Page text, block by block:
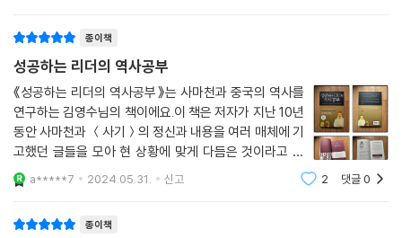
보여준다. 성평등 문제, 성적 소수자의 인권 등을 포함하여 사회적으로 민
감한 사항을 대하는 우리 사회 지도층, 특히 수구 세력들의 언행을 보노라
면 이런 사회 병리 현상에 대한 책임의 일단을 그들의 몰지각한 언행에서
찾지 않을 수 없다.
*
제갈량은 공정(公正), 공평(公平), 공개(公開)로 상징되는 ‘삼공(三
거나 질투하지 않았고, 또 벌을 내려도 아무도 원망하지 않았던 것이다. 그
정치, 경제, 사회, 문화, 언론 등 사회 각 방면의 여러 문제들을 다루고 있기
때문에 통일성과 일관성이 없었다. 이번에 원고를 정리하면서 독자들을 위
해 편의상 다음 일곱 개 큰 범주(주제)를 설정하여 그에 맞는 꼭지들을 배
치했다. 이 일곱 개의 주제가 갖는 의미를 간략하게 소개해둔다.
1. 역사는 기록(記錄)이 아니라 기억(記憶)이다
이 범주에는 주로 역사의 기능과 역사가의 자세 등을 다룬 글들이 포함되
다. 특히 정치인, 지식인, 언론의 말과 글이 실시간으로 중계되는 시대라는
종이책
성공하는 리더의 역사공부
《성공하는 리더의 역사공부》는 사마천과 중국의 역사를
연구하는 김영수님의 책이에요.이 책은 저자가 지난 10년
동안 사마천과 ＜사기＞의 정신과 내용을 여러 매체에 기
고했던 글들을 모아 현 상황에 맞게 다듬은 것이라고 해
요. 원래는 《사마천 칼럼》이라는 제목을 정했다가, 《사마
천, 우리에게 우리를 묻는다》에서 최종적으로 《리더의 역
a*****7 2024.05.31. 신고 2 댓글0
종이책